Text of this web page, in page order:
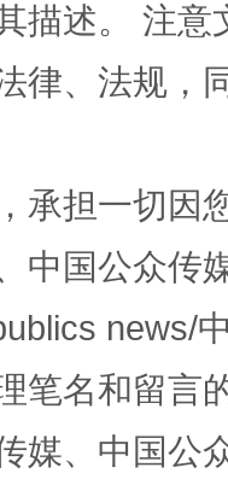
描述。 注
律、法规，
承担一切因
中国公众传
news/
笔名和留言
媒、中国公